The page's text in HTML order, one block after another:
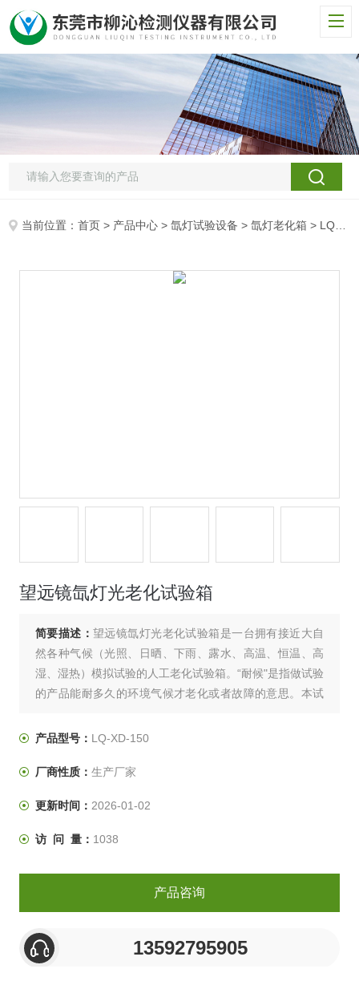
当前位置：首页 > 产品中心 >氙灯试验设备 >氙灯老化箱 > LQ-XD-150望远镜氙灯光老化试验箱
望远镜氙灯光老化试验箱
简要描述：望远镜氙灯光老化试验箱是一台拥有接近大自
然各种气候（光照、日晒、下雨、露水、高温、恒温、高
湿、湿热）模拟试验的人工老化试验箱。“耐候"是指做试验
的产品能耐多久的环境气候才老化或者故障的意思。本试
验箱。
产品型号： LQ-XD-150
厂商性质： 生产厂家
更新时间： 2026-01-02
访 问 量： 1038
产品咨询
13592795905